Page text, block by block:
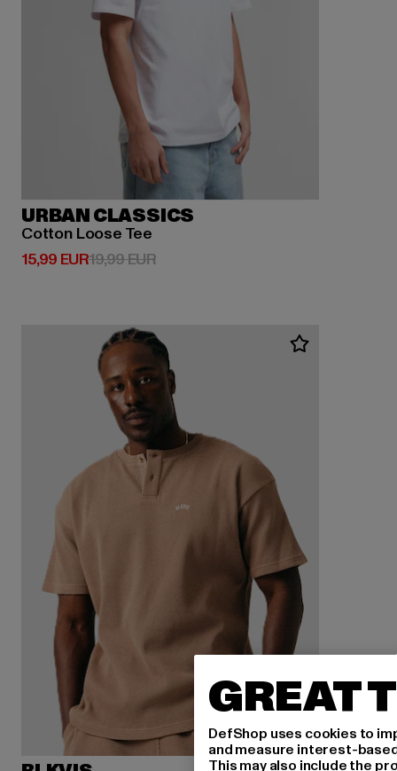
URBAN CLASSICS
Cotton Loose Tee
15,99 EUR
Prix courant: 15,99 EUR
19,99 EURPrix en promotion: 19,99 EUR
GREAT
DefShop uses cookies to
and measure interest-
This may also include the